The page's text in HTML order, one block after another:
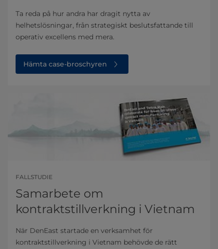
Ta reda på hur andra har dragit nytta av
helhetslösningar, från strategiskt beslutsfattande till
operativ excellens med mera.
Hämta case-broschyren
FALLSTUDIE
Samarbete om
kontraktstillverkning i Vietnam
När DenEast startade en verksamhet för
kontraktstillverkning i Vietnam behövde de rätt